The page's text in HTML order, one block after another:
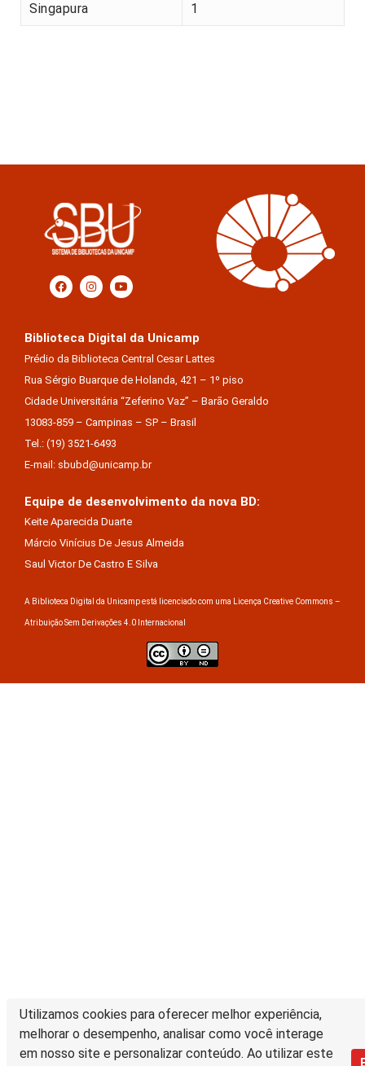
Utilizamos cookies para oferecer melhor experiência,
melhorar o desempenho, analisar como você interage
em nosso site e personalizar conteúdo. Ao utilizar este
Singapura 1
Biblioteca Digital da Unicamp
Prédio da Biblioteca Central Cesar Lattes
Rua Sérgio Buarque de Holanda, 421 – 1º piso
Cidade Universitária “Zeferino Vaz” – Barão Geraldo
13083-859 – Campinas – SP – Brasil
Tel.: (19) 3521-6493
E-mail: sbubd@unicamp.br
Equipe de desenvolvimento da nova BD:
Keite Aparecida Duarte
Márcio Vinícius De Jesus Almeida
Saul Victor De Castro E Silva
A Biblioteca Digital da Unicamp está licenciado com uma Licença Creative Commons –
Atribuição Sem Derivações 4.0 Internacional